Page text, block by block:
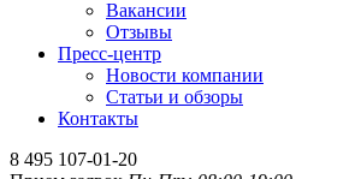
Вакансии
Отзывы
Пресс-центр
Новости компании
Статьи и обзоры
Контакты
8 495 107-01-20